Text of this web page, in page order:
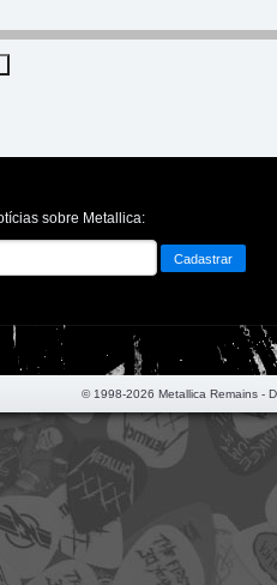
sobre Metallica:
© 1998-2026 Metallica Remains -